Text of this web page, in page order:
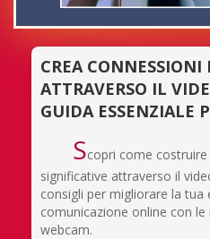
CREA CONNESSIONI
ATTRAVERSO IL
GUIDA ESSENZIALE
Scopri come
significative attraverso il
consigli per migliorare la tua
comunicazione online con
webcam.